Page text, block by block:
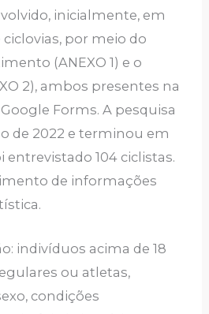
inicialmente, em
por meio do
(ANEXO 1) e o
2), ambos presentes na
Forms. A pesquisa
de 2022 e terminou em
entrevistado 104 ciclistas.
de informações
indivíduos acima de 18
ou atletas,
condições